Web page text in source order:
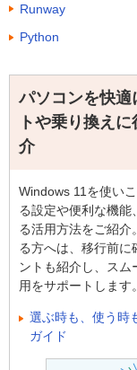
Runway
Python
パソコンを快
トや乗り換え
介
Windows 11を使い
る設定や便利な機能
る活用方法をご紹介
る方へは、移行前に
ントも紹介し、スム
用をサポートします。
選ぶ時も、使う時
ガイド